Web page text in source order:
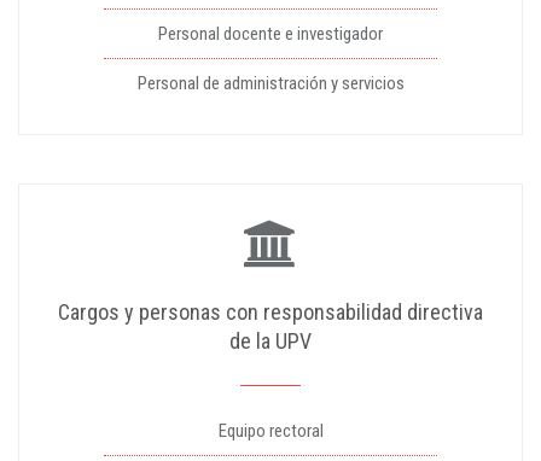
Personal docente e investigador
Personal de administración y servicios
Cargos y personas con responsabilidad directiva
de la UPV
Equipo rectoral